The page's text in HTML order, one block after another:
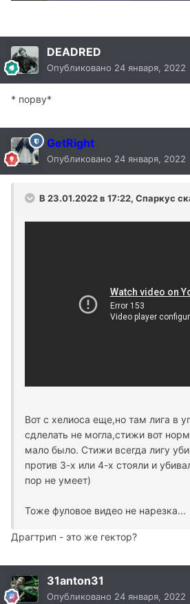
DEADRED
Опубликовано 24 января, 2022
* порву*
GetRight
Опубликовано 24 января, 2022
В 23.01.2022 в 17:22, Спаркус
Вот с хелиоса еще,но там лига в
сдлелать не могла,стижи вот
мало было. Стижи всегда лигу
против 3-х или 4-х стояли и
пор не умеет)
Тоже фуловое видео не нарезка...
Драгтрип - это же гектор?
31anton31
Опубликовано 24 января, 2022